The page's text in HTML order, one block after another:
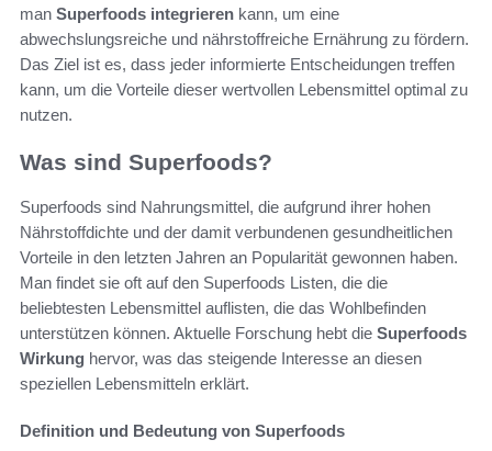
man Superfoods integrieren kann, um eine
abwechslungsreiche und nährstoffreiche Ernährung zu fördern.
Das Ziel ist es, dass jeder informierte Entscheidungen treffen
kann, um die Vorteile dieser wertvollen Lebensmittel optimal zu
nutzen.
Was sind Superfoods?
Superfoods sind Nahrungsmittel, die aufgrund ihrer hohen
Nährstoffdichte und der damit verbundenen gesundheitlichen
Vorteile in den letzten Jahren an Popularität gewonnen haben.
Man findet sie oft auf den Superfoods Listen, die die
beliebtesten Lebensmittel auflisten, die das Wohlbefinden
unterstützen können. Aktuelle Forschung hebt die Superfoods
Wirkung hervor, was das steigende Interesse an diesen
speziellen Lebensmitteln erklärt.
Definition und Bedeutung von Superfoods